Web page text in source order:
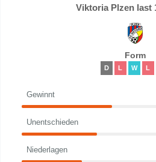
Viktoria Plzen last
Form
D L W L
Gewinnt
Unentschieden
Niederlagen